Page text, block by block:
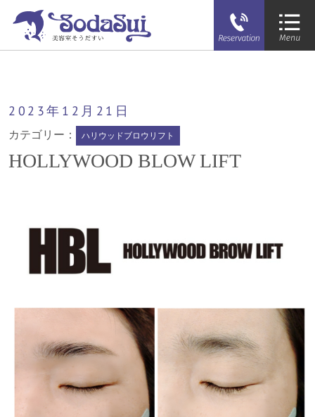
2023年 12月 21日
カテゴリー： ハリウッドブロウリフト
HOLLYWOOD BLOW LIFT